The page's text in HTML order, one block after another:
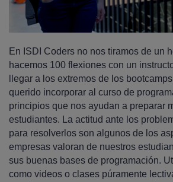
En ISDI Coders no nos tiramos de un
hacemos 100 flexiones con un
llegar a los extremos de los
querido incorporar al curso de
principios que nos ayudan a preparar
estudiantes. La actitud ante los
para resolverlos son algunos de los
empresas valoran de nuestros
sus buenas bases de programación.
como videos o clases púramente